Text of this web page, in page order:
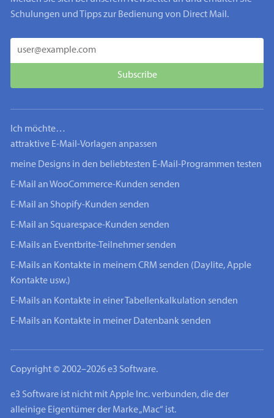
Schulungen und Tipps zur Bedienung von Direct Mail.
Ich möchte…
attraktive E-Mail-Vorlagen anpassen
meine Designs in den beliebtesten E-Mail-Programmen testen
E-Mail an WooCommerce-Kunden senden
E-Mail an Shopify-Kunden senden
E-Mail an Squarespace-Kunden senden
E-Mails an Eventbrite-Teilnehmer senden
E-Mails an Kontakte in meinem CRM senden (Daylite, Apple
Kontakte usw.)
E-Mails an Kontakte in einer Tabellenkalkulation senden
E-Mails an Kontakte in meiner Datenbank senden
Copyright © 2002–2026 e3 Software.
e3 Software ist nicht mit Apple Inc. verbunden, die der
alleinige Eigentümer der Marke „Mac“ ist.